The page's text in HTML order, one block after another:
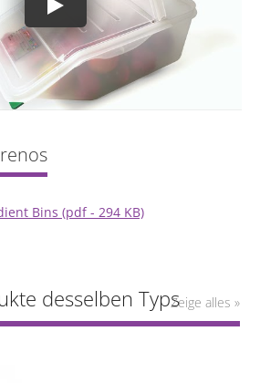
Bins (pdf - 294 KB)
desselben TypsZeige alles »